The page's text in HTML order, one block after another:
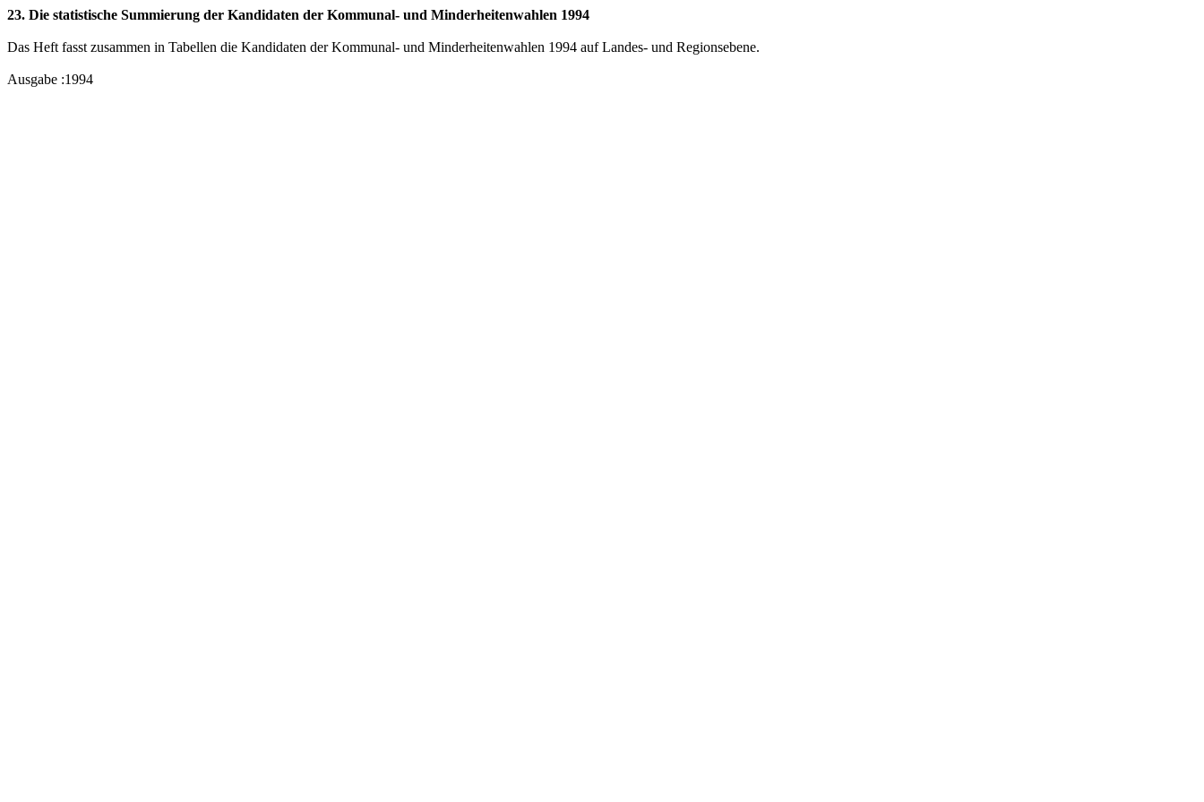
23. Die statistische Summierung der Kandidaten der Kommunal- und Minderheitenwahlen 1994
Das Heft fasst zusammen in Tabellen die Kandidaten der Kommunal- und Minderheitenwahlen 1994 auf Landes- und Regionsebene.
Ausgabe :1994